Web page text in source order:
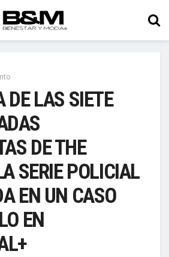
DE LAS SIETE
DE THE
SERIE POLICIAL
EN UN CASO
EN